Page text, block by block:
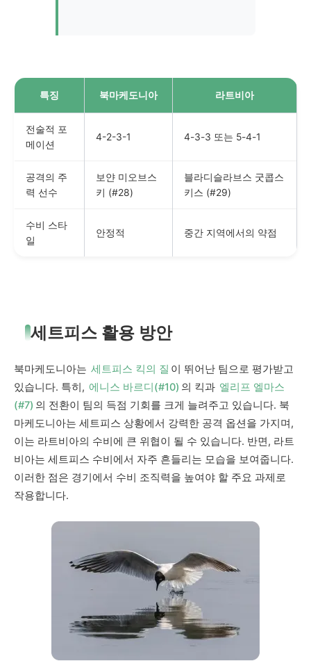
특징 북마케도니아 라트비아
전술적 포
메이션
4-2-3-1 4-3-3 또는 5-4-1
공격의 주
력 선수
보얀 미오브스
키 (#28)
블라디슬라브스 굿콥스
키스 (#29)
수비 스타
일
안정적 중간 지역에서의 약점
세트피스 활용 방안
북마케도니아는 세트피스 킥의 질 이 뛰어난 팀으로 평가받고
있습니다. 특히, 에니스 바르디(#10) 의 킥과 엘리프 엘마스
(#7) 의 전환이 팀의 득점 기회를 크게 늘려주고 있습니다. 북
마케도니아는 세트피스 상황에서 강력한 공격 옵션을 가지며,
이는 라트비아의 수비에 큰 위협이 될 수 있습니다. 반면, 라트
비아는 세트피스 수비에서 자주 흔들리는 모습을 보여줍니다.
이러한 점은 경기에서 수비 조직력을 높여야 할 주요 과제로
작용합니다.